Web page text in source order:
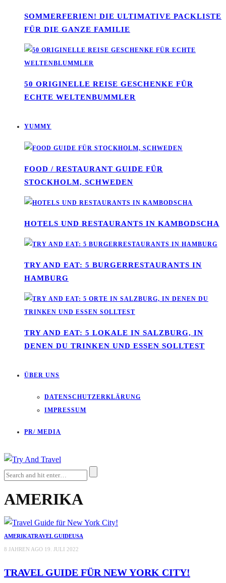
SOMMERFERIEN! DIE ULTIMATIVE PACKLISTE
FÜR DIE GANZE FAMILIE
50 ORIGINELLE REISE GESCHENKE FÜR
ECHTE WELTENBUMMLER
YUMMY
FOOD / RESTAURANT GUIDE FÜR
STOCKHOLM, SCHWEDEN
HOTELS UND RESTAURANTS IN KAMBODSCHA
TRY AND EAT: 5 BURGERRESTAURANTS IN
HAMBURG
TRY AND EAT: 5 LOKALE IN SALZBURG, IN
DENEN DU TRINKEN UND ESSEN SOLLTEST
ÜBER UNS
DATENSCHUTZERKLÄRUNG
IMPRESSUM
PR/ MEDIA
AMERIKA
AMERIKATRAVEL GUIDEUSA
8 JAHREN AGO 19. JULI 2022
TRAVEL GUIDE FÜR NEW YORK CITY!